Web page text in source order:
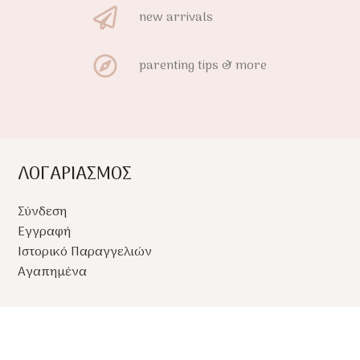
new arrivals
parenting tips & more
ΛΟΓΑΡΙΑΣΜΟΣ
Σύνδεση
Εγγραφή
Ιστορικό Παραγγελιών
Αγαπημένα